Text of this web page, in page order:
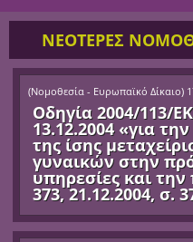
ΝΕΟΤΕΡΕΣ
(Νομοθεσία - Ευρωπαϊκό Δίκαιο)
Οδηγία 2004/113/
13.12.2004 «για
της ίσης
γυναικών στην
υπηρεσίες και
373, 21.12.2004, σ.